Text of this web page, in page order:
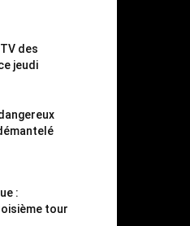
des
jeudi
:
tour